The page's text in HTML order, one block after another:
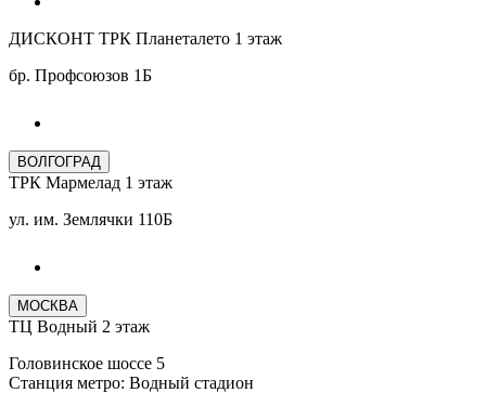
ДИСКОНТ ТРК Планеталето 1 этаж
бр. Профсоюзов 1Б
ВОЛГОГРАД
ТРК Мармелад 1 этаж
ул. им. Землячки 110Б
МОСКВА
ТЦ Водный 2 этаж
Головинское шоссе 5
Станция метро: Водный стадион